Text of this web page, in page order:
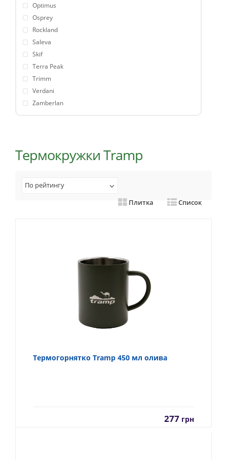
Optimus
Osprey
Rockland
Saleva
Skif
Terra Peak
Trimm
Verdani
Zamberlan
Термокружки Tramp
По рейтингу
Плитка
Список
Термогорнятко Tramp 450 мл олива
277 грн